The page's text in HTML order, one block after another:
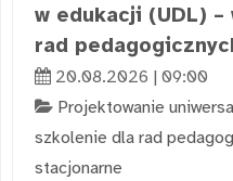
w edukacji (UDL)
rad
20.08.2026 | 09:00
Projektowanie
szkolenie dla rad
stacjonarne